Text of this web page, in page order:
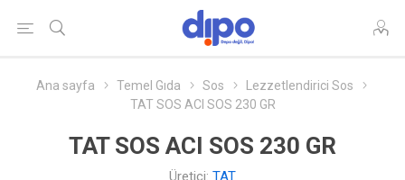
Ana sayfa Temel Gıda Sos
Lezzetlendirici Sos
TAT SOS ACI SOS 230 GR
TAT SOS ACI SOS 230 GR
Üretici: TAT